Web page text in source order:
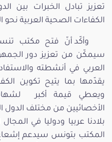
تعزيز تبادل الخبرات بين
الكفاءات الصحية العربية نحو
وأكّد أنّ فتح مكتب
سيمكّن من تعزيز دور
العربي في أنشطته
يقدّمها بما يتيح تكوين
ويعطي قيمة أكبر
الأخصائيين من مختلف الدول
بلادنا عربيا ودوليا في
المكتب بتونس سيدعم